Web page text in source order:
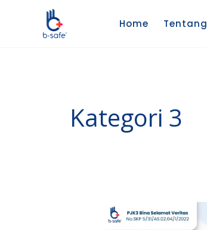
Home Tentang
Kategori 3
Rahasia
Gaji